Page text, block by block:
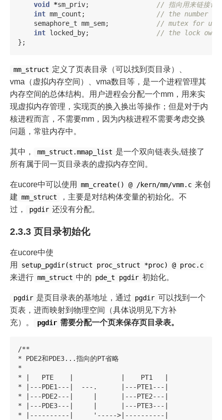
void
*sm_priv;
// 指向用来链接记
int mm_count ;
// the number
semaphore_t mm_sem;
// mutex for
int locked_by;
// the lock
};
mm_struct 定义了页表目录（可以找到页目录）、
vma（虚拟内存空间）、vma数目等，是一个进程管理其
内存空间的总体结构。用户进程会分配一个mm，用来实
现虚拟内存管理，实现页的换入换出等操作；但是对于内
核进程而言，不需要mm，因为内核进程不需要考虑交换
问题，常驻内存中。
其中， mm_struct.mmap_list 是一个双向链表头,链接了
所有属于同一页目录表的虚拟内存空间。
在ucore中可以使用 mm_create() @ /kern/mm/vmm.c 来创
建 mm_struct
，主要是对结构体变量的初始化。不
过，
pgdir 还没有分配。
2.3.3 页目录初始化
在ucore中使
用
setup_pgdir(struct proc_struct *proc) @ proc.c
来进行 mm_struct 中的 pde_t pgdir 初始化。
pgdir 是页目录表的基地址，通过 pgdir 可以找到一个
页表，进而映射到物理空间（具体说明见下方补
充）。
pgdir 需要分配一个页来保存页目录表。
/**
* PDE2和PDE3...指向的PT省略
*
* |   PTE    |            |    PT1   |
* |---PDE1---|  ---.      |---PTE1---|
* |---PDE2---|     |      |---PTE2---|
* |---PDE3---|     |      |---PTE3---|
* |----------|     '----->|----------|